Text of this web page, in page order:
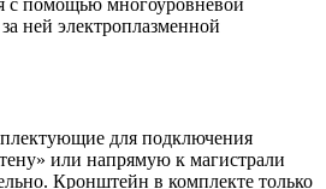
с помощью многоуровневой
ней электроплазменной
для подключения
или напрямую к магистрали
Кронштейн в комплекте только